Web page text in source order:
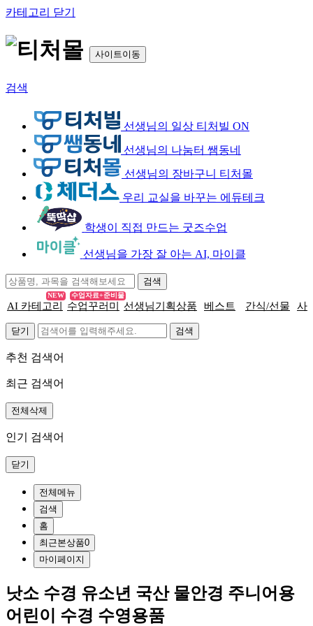
카테고리 닫기
사이트이동
검색
선생님의 일상 티처빌 ON
선생님의 나눔터 쌤동네
선생님의 장바구니 티처몰
우리 교실을 바꾸는 에듀테크
학생이 직접 만드는 굿즈수업
선생님을 가장 잘 아는 AI, 마이클
AI 카테고리
NEW
수업꾸러미
수업자료+준비물
선생님기획상품 베스트 간식/선물 사
닫기
추천 검색어
최근 검색어
전체삭제
인기 검색어
닫기
전체메뉴
검색
홈
최근본상품0
마이페이지
낫소 수경 유소년 국산 물안경 주니어용
어린이 수경 수영용품